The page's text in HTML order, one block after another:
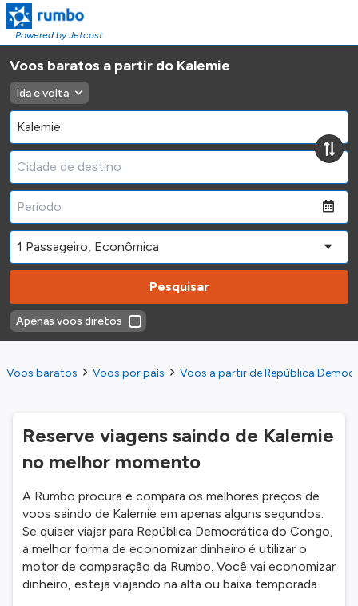
Powered by Jetcost
Voos baratos a partir do Kalemie
Ida e volta
Pesquisar
Apenas voos diretos
Voos baratos Voos por país Voos a partir de República
Reserve viagens saindo de Kalemie
no melhor momento
A Rumbo procura e compara os melhores preços de
voos saindo de Kalemie em apenas alguns segundos.
Se quiser viajar para República Democrática do Congo,
a melhor forma de economizar dinheiro é utilizar o
motor de comparação da Rumbo. Você vai economizar
dinheiro, esteja viajando na alta ou baixa temporada.